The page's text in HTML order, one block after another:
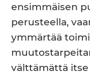
ensimmäisen
perusteella,
ymmärtää
välttämättä itse